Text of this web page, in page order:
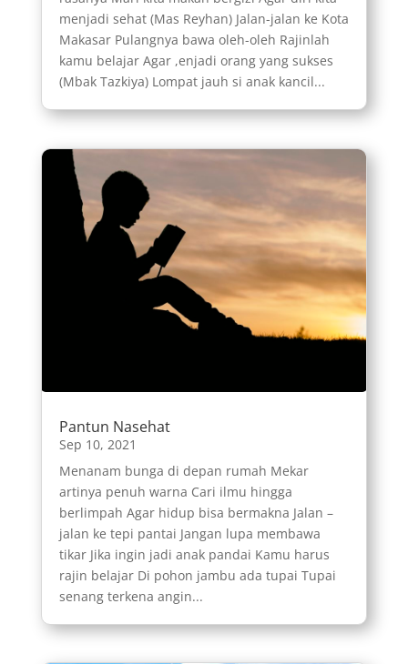
menjadi sehat (Mas Reyhan) Jalan-jalan ke Kota
Makasar Pulangnya bawa oleh-oleh Rajinlah
kamu belajar Agar ,enjadi orang yang sukses
(Mbak Tazkiya) Lompat jauh si anak kancil...
Pantun Nasehat
Sep 10, 2021
Menanam bunga di depan rumah Mekar
artinya penuh warna Cari ilmu hingga
berlimpah Agar hidup bisa bermakna Jalan –
jalan ke tepi pantai Jangan lupa membawa
tikar Jika ingin jadi anak pandai Kamu harus
rajin belajar Di pohon jambu ada tupai Tupai
senang terkena angin...